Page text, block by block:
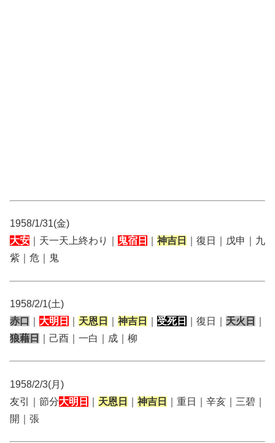
1958/1/31(金)
大安 ｜天一天上終わり｜ 鬼宿日 神吉日
｜復日｜戊申｜九
紫｜危｜鬼
1958/2/1(土)
赤口
大明日 天恩日 神吉日 受死日 ｜復日｜ 天火日
狼藉日
｜己酉｜一白｜成｜柳
1958/2/3(月)
友引｜節分大明日 天恩日 神吉日
｜重日｜辛亥｜三碧｜
開｜張